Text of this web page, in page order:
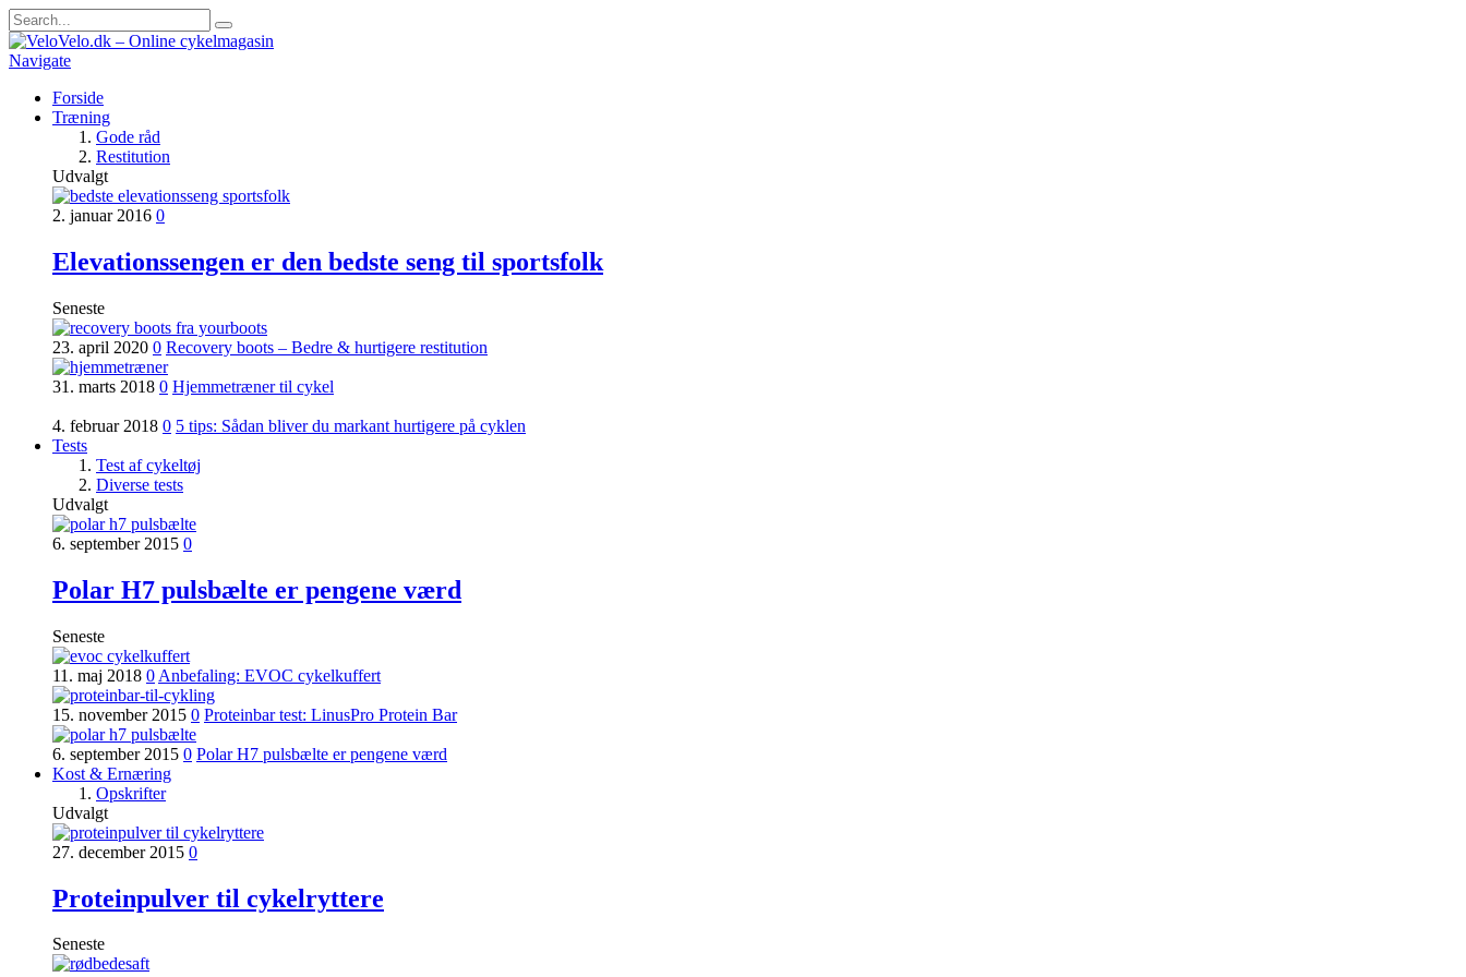
Navigate
Forside
Træning
Gode råd
Restitution
Udvalgt
2. januar 2016 0
Elevationssengen er den bedste seng til sportsfolk
Seneste
23. april 2020 0 Recovery boots – Bedre & hurtigere restitution
31. marts 2018 0 Hjemmetræner til cykel
4. februar 2018 0 5 tips: Sådan bliver du markant hurtigere på cyklen
Tests
Test af cykeltøj
Diverse tests
Udvalgt
6. september 2015 0
Polar H7 pulsbælte er pengene værd
Seneste
11. maj 2018 0 Anbefaling: EVOC cykelkuffert
15. november 2015 0 Proteinbar test: LinusPro Protein Bar
6. september 2015 0 Polar H7 pulsbælte er pengene værd
Kost & Ernæring
Opskrifter
Udvalgt
27. december 2015 0
Proteinpulver til cykelryttere
Seneste